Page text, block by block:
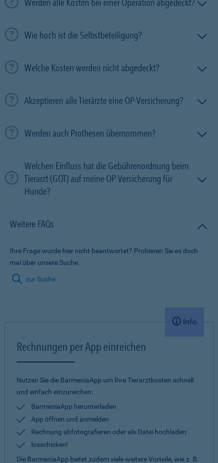
Werden alle Kosten bei einer Operation abgedeckt?
Wie hoch ist die Selbstbeteiligung?
Welche Kosten werden nicht abgedeckt?
Akzeptieren alle Tierärzte eine OP-Versicherung?
Werden auch Prothesen übernommen?
Welchen Einfluss hat die Gebührenordnung beim
Tierarzt (GOT) auf meine OP Versicherung für
Hunde?
Weitere FAQs
Ihre Frage wurde hier nicht beantwortet? Probieren Sie es doch
mal über unsere Suche.
zur Suche
Info
Rechnungen per App einreichen
Nutzen Sie die BarmeniaApp um Ihre Tierarztkosten schnell
und einfach einzureichen:
BarmeniaApp herunterladen
App öffnen und anmelden
Rechnung abfotografieren oder als Datei hochladen
losschicken!
Die BarmeniaApp bietet zudem viele weitere Vorteile, wie z. B.